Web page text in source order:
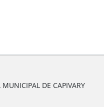
DE CAPIVARY